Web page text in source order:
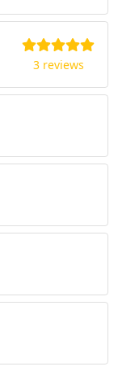
3 reviews